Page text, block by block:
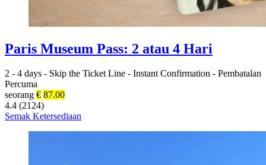
Paris Museum Pass: 2 atau 4 Hari
2 - 4 days - Skip the Ticket Line - Instant Confirmation - Pembatalan
Percuma
seorang € 87.00
4.4 (2124)
Semak Ketersediaan